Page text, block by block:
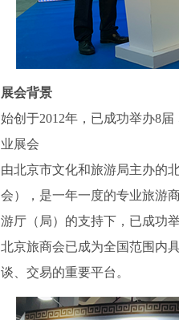
展会背景
始创于2012年，已成功举办8
业展会
由北京市文化和旅游局主办的
会），是一年一度的专业旅游
游厅（局）的支持下，已成功
北京旅商会已成为全国范围内
谈、交易的重要平台。